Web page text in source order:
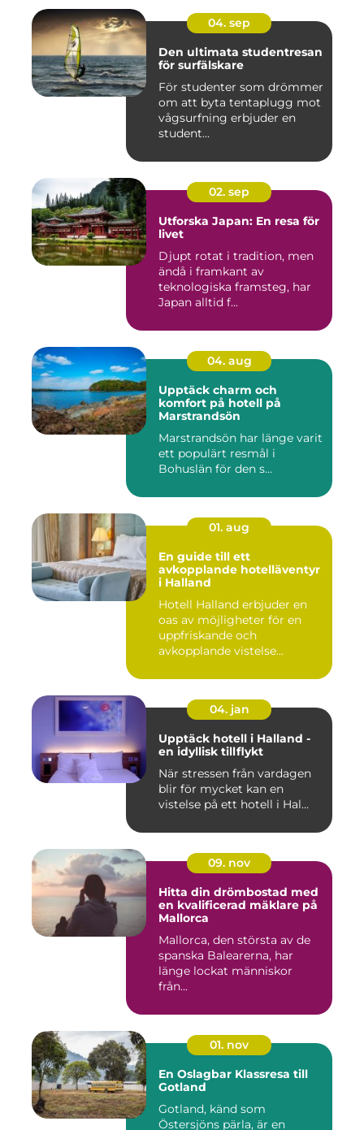
04. sep
Den ultimata studentresan
för surfälskare
För studenter som drömmer
om att byta tentaplugg mot
vågsurfning erbjuder en
student...
02. sep
Utforska Japan: En resa för
livet
Djupt rotat i tradition, men
ändå i framkant av
teknologiska framsteg, har
Japan alltid f...
04. aug
Upptäck charm och
komfort på hotell på
Marstrandsön
Marstrandsön har länge varit
ett populärt resmål i
Bohuslän för den s...
01. aug
En guide till ett
avkopplande hotelläventyr
i Halland
Hotell Halland erbjuder en
oas av möjligheter för en
uppfriskande och
avkopplande vistelse...
04. jan
Upptäck hotell i Halland -
en idyllisk tillflykt
När stressen från vardagen
blir för mycket kan en
vistelse på ett hotell i Hal...
09. nov
Hitta din drömbostad med
en kvalificerad mäklare på
Mallorca
Mallorca, den största av de
spanska Balearerna, har
länge lockat människor
från...
01. nov
En Oslagbar Klassresa till
Gotland
Gotland, känd som
Östersjöns pärla, är en